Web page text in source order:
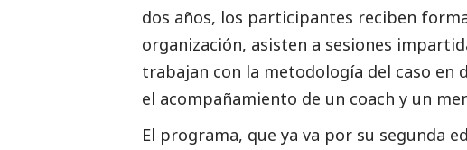
dos años, los participantes reciben
organización, asisten a sesiones
trabajan con la metodología del caso en
el acompañamiento de un coach y un
El programa, que ya va por su segunda